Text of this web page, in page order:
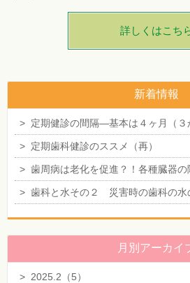
詳しくはこち
新着情報
> 定期健診の間隔―基本は４ヶ月（３
> 定期歯科健診のススメ（再）
> 歯周病は老化を促進？！各種臓器の
> 歯科と水その２ 災害時の歯科の水
月別アーカイ
> 2025.2（5）